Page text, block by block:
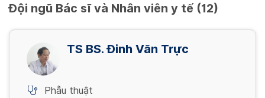
Đội ngũ Bác sĩ và Nhân viên y tế (12)
TS BS. Đinh Văn Trực
Phẫu thuật